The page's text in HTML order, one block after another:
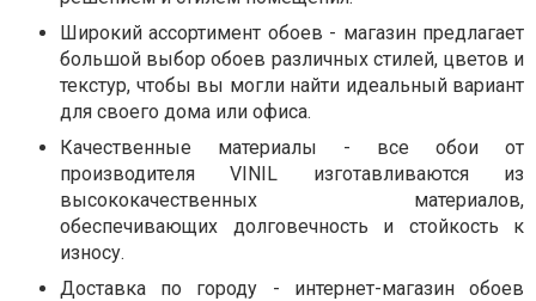
Широкий ассортимент обоев - магазин предлагает
большой выбор обоев различных стилей, цветов и
текстур, чтобы вы могли найти идеальный вариант
для своего дома или офиса.
Качественные материалы - все обои от
производителя VINIL изготавливаются из
высококачественных материалов,
обеспечивающих долговечность и стойкость к
износу.
Доставка по городу - интернет-магазин обоев